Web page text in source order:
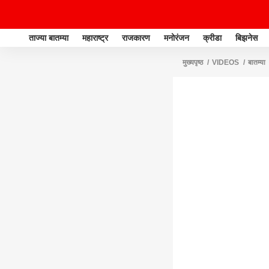
ताज्या बातम्या महाराष्ट्र राजकारण मनोरंजन क्रीडा बिझनेस
मुख्यपृष्ठ VIDEOS बातम्या